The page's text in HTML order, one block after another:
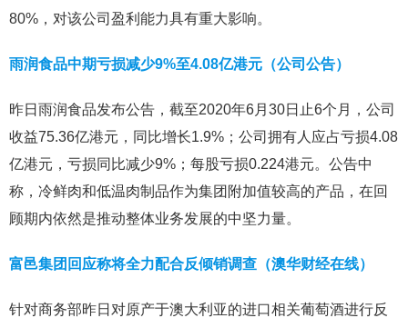
80%，对该公司盈利能力具有重大影响。
雨润食品中期亏损减少9%至4.08亿港元（公司公告）
昨日雨润食品发布公告，截至2020年6月30日止6个月，公司
收益75.36亿港元，同比增长1.9%；公司拥有人应占亏损4.08
亿港元，亏损同比减少9%；每股亏损0.224港元。公告中
称，冷鲜肉和低温肉制品作为集团附加值较高的产品，在回
顾期内依然是推动整体业务发展的中坚力量。
富邑集团回应称将全力配合反倾销调查（澳华财经在线）
针对商务部昨日对原产于澳大利亚的进口相关葡萄酒进行反